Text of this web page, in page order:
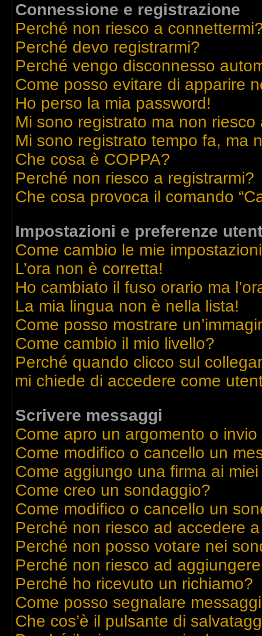
Connessione e registrazione
Perché non riesco a
Perché devo registrarmi?
Perché vengo disconnesso
Come posso evitare di apparire
Ho perso la mia password!
Mi sono registrato ma non riesco
Mi sono registrato tempo fa, ma
Che cosa è COPPA?
Perché non riesco a registrarmi?
Che cosa provoca il comando
Impostazioni e preferenze
Come cambio le mie
L’ora non è corretta!
Ho cambiato il fuso orario ma
La mia lingua non è nella lista!
Come posso mostrare
Come cambio il mio livello?
Perché quando clicco sul
mi chiede di accedere come
Scrivere messaggi
Come apro un argomento o
Come modifico o cancello un
Come aggiungo una firma ai
Come creo un sondaggio?
Come modifico o cancello un
Perché non riesco ad accedere
Perché non posso votare nei
Perché non riesco ad
Perché ho ricevuto un richiamo?
Come posso segnalare
Che cos’è il pulsante di